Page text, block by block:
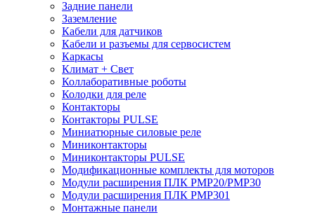
Задние панели
Заземление
Кабели для датчиков
Кабели и разъемы для сервосистем
Каркасы
Климат + Свет
Коллаборативные роботы
Колодки для реле
Контакторы
Контакторы PULSE
Миниатюрные силовые реле
Миниконтакторы
Миниконтакторы PULSE
Модификационные комплекты для моторов
Модули расширения ПЛК PMP20/PMP30
Модули расширения ПЛК PMP301
Монтажные панели